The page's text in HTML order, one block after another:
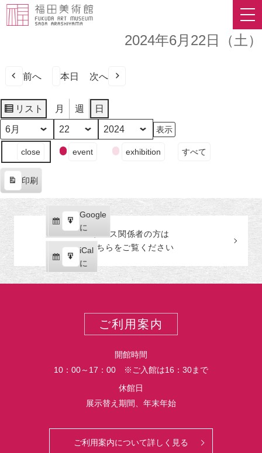
2024年6月22日（土）
前へ 本日 次へ
リスト
表
示
月 週 日
月
日
年
ン
の
カ
テ
ゴ
close event exhibition すべて
印刷
示
Google
で
購
読
iCal
で
購
読
Google
に
エ
ク
ス
ポ
iCal
に
エ
ク
プレス関係者の方は
こちらをご覧ください
ご利用案内
開館時間
10：00～17：00 ※ご入館は16：30まで
休館日
展示替え期間、年末年始
ご利用案内について詳しく見る